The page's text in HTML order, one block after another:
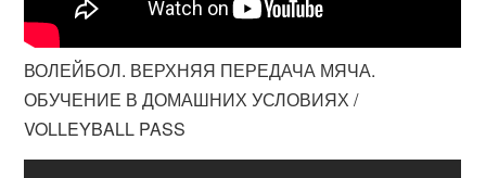
ВОЛЕЙБОЛ. ВЕРХНЯЯ ПЕРЕДАЧА МЯЧА.
ОБУЧЕНИЕ В ДОМАШНИХ УСЛОВИЯХ /
VOLLEYBALL PASS